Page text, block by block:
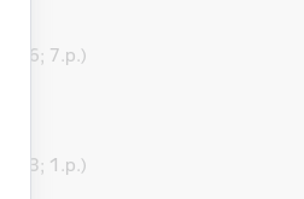
6; 7.p.)
13; 1.p.)